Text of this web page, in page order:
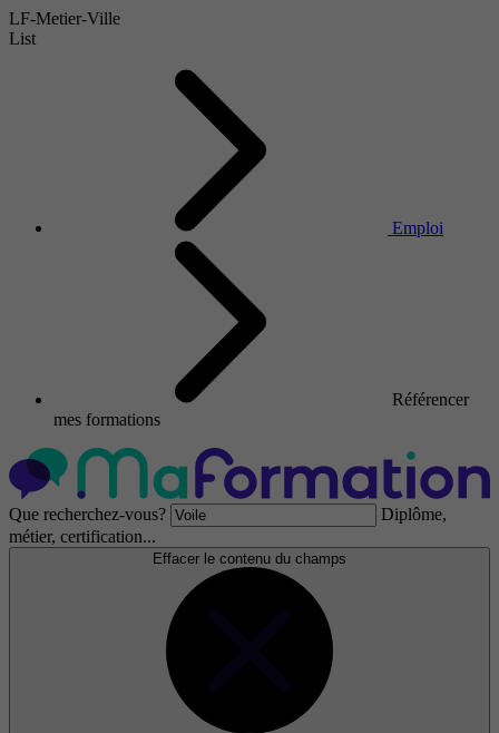
LF-Metier-Ville
List
Emploi
Référencer
mes formations
Que recherchez-vous?
Diplôme,
métier, certification...
Effacer le contenu du champs